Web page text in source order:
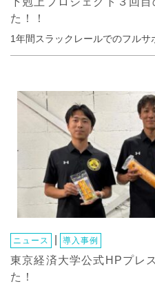
た！！
1年間スラックレールでのフル
ニュース 導入事例
東京経済大学公式HPプレ
た！